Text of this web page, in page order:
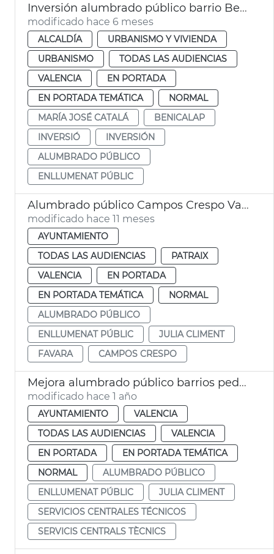
Inversión alumbrado público barrio Benicalap
modificado hace 6 meses
ALCALDÍA
URBANISMO Y VIVIENDA
URBANISMO
TODAS LAS AUDIENCIAS
VALENCIA
EN PORTADA
EN PORTADA TEMÁTICA
NORMAL
MARÍA JOSÉ CATALÁ
BENICALAP
INVERSIÓ
INVERSIÓN
ALUMBRADO PÚBLICO
ENLLUMENAT PÚBLIC
Alumbrado público Campos Crespo València
modificado hace 11 meses
AYUNTAMIENTO
TODAS LAS AUDIENCIAS
PATRAIX
VALENCIA
EN PORTADA
EN PORTADA TEMÁTICA
NORMAL
ALUMBRADO PÚBLICO
ENLLUMENAT PÚBLIC
JULIA CLIMENT
FAVARA
CAMPOS CRESPO
Mejora alumbrado público barrios pedanías València
modificado hace 1 año
AYUNTAMIENTO
VALENCIA
TODAS LAS AUDIENCIAS
VALENCIA
EN PORTADA
EN PORTADA TEMÁTICA
NORMAL
ALUMBRADO PÚBLICO
ENLLUMENAT PÚBLIC
JULIA CLIMENT
SERVICIOS CENTRALES TÉCNICOS
SERVICIS CENTRALS TÈCNICS